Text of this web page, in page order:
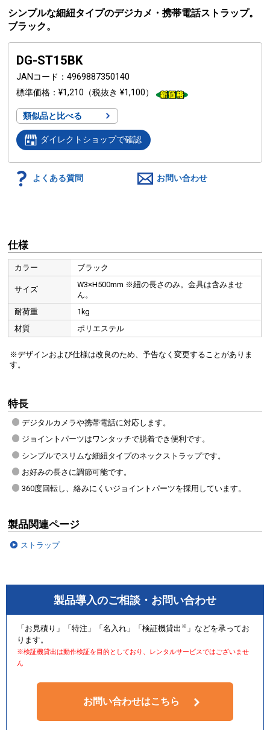
シンプルな細紐タイプのデジカメ・携帯電話ストラップ。
ブラック。
DG-ST15BK
JANコード
4969887350140
標準価格
¥1,210 （税抜き ¥1,100）
類似品と比べる
ダイレクトショップで確認
よくある質問 お問い合わせ
仕様
カラー ブラック
サイズ
W3×H500mm ※紐の長さのみ。金具は含みませ
ん。
耐荷重
1kg
材質
ポリエステル
※デザインおよび仕様は改良のため、予告なく変更することがありま
す。
特長
デジタルカメラや携帯電話に対応します。
ジョイントパーツはワンタッチで脱着でき便利です。
シンプルでスリムな細紐タイプのネックストラップです。
お好みの長さに調節可能です。
360度回転し、絡みにくいジョイントパーツを採用しています。
製品関連ページ
ストラップ
製品導入のご相談・お問い合わせ
「お見積り」「特注」「名入れ」「検証機貸出 ※ 」などを承ってお
ります。
※検証機貸出は動作検証を目的としており、レンタルサービスではございませ
ん
お問い合わせはこちら